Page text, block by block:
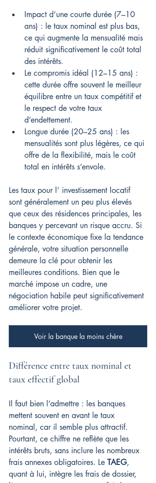
Impact d’une courte durée (7–10
ans) : le taux nominal est plus bas,
ce qui augmente la mensualité mais
réduit significativement le coût total
des intérêts.
Le compromis idéal (12–15 ans) :
cette durée offre souvent le meilleur
équilibre entre un taux compétitif et
le respect de votre taux
d’endettement.
Longue durée (20–25 ans) : les
mensualités sont plus légères, ce qui
offre de la flexibilité, mais le coût
total en intérêts s’envole.
Les taux pour l’ investissement locatif
sont généralement un peu plus élevés
que ceux des résidences principales, les
banques y percevant un risque accru. Si
le contexte économique fixe la tendance
générale, votre situation personnelle
demeure la clé pour obtenir les
meilleures conditions. Bien que le
marché impose un cadre, une
négociation habile peut significativement
améliorer votre projet.
Voir la banque la moins chère
Différence entre taux nominal et
taux effectif global
Il faut bien l’admettre : les banques
mettent souvent en avant le taux
nominal, car il semble plus attractif.
Pourtant, ce chiffre ne reflète que les
intérêts bruts, sans inclure les nombreux
frais annexes obligatoires. Le TAEG,
quant à lui, intègre les frais de dossier,